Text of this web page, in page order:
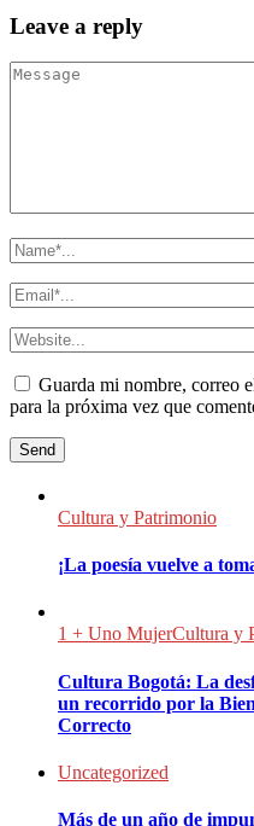
Leave a reply
Guarda mi nombre, correo
para la próxima vez que
Cultura y Patrimonio
¡La poesía vuelve a
1 + Uno MujerCultura y
Cultura Bogotá: La
un recorrido por la
Correcto
Uncategorized
Más de un año de